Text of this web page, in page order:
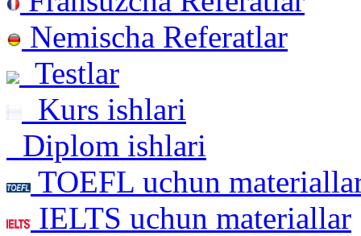
Nemischa Referatlar
Testlar
Kurs ishlari
Diplom ishlari
TOEFL uchun
IELTS uchun materiallar